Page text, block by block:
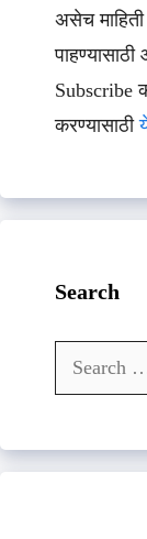
असेच
Subscribe
करण्यासाठी
Search
Search
for: